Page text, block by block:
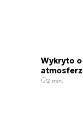
Wykryto
2 min.